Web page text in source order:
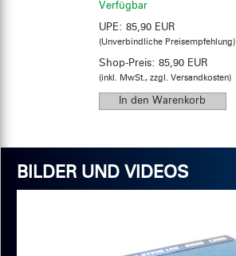
Verfügbar
UPE: 85,90 EUR
(Unverbindliche Preisempfehlung)
Shop-Preis: 85,90 EUR
(inkl. MwSt., zzgl. Versandkosten)
BILDER UND VIDEOS